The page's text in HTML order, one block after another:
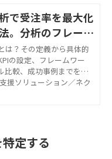
で受注率を最大化
。分析のフレーム
案件分析の手順を
は？その定義から具体的
の設定、フレームワー
比較、成功事例までを網
ガイド。受注率を最大化
略を最適化するための実
援ソリューション／ネク
定する